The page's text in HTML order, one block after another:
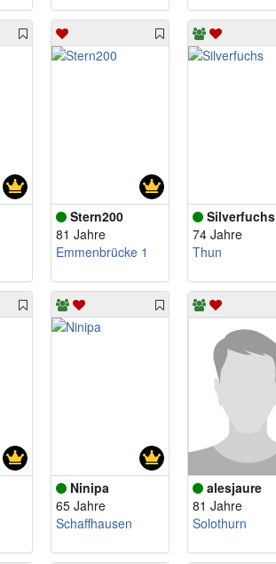
Stern200
81 Jahre
Emmenbrücke 1
Silverfuchs
74 Jahre
Thun
Ninipa
65 Jahre
Schaffhausen
alesjaure
81 Jahre
Solothurn